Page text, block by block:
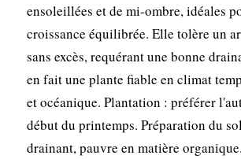
ensoleillées et de mi-ombre, idéales
croissance équilibrée. Elle tolère un
sans excès, requérant une bonne
en fait une plante fiable en climat
et océanique. Plantation : préférer
début du printemps. Préparation du
drainant, pauvre en matière